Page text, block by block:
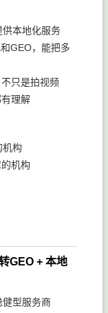
本地化服务
GEO，能把多
只是拍视频
理解
机构
机构
GEO + 本地
健型服务商